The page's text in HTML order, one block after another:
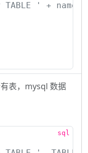
' + name
表，mysql 数据